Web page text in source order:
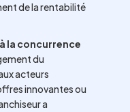
de la rentabilité
la concurrence
du
acteurs
innovantes ou
a